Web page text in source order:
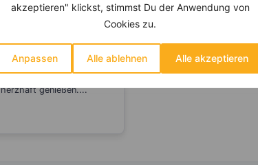
akzeptieren" klickst, stimmst Du der Anwendung von
Cookies zu.
Anpassen Alle ablehnen Alle akzeptieren
Worauf Du beim
achten solltest
Kindern beliebt, man kann
ihn süß oder auch
herzhaft genießen....